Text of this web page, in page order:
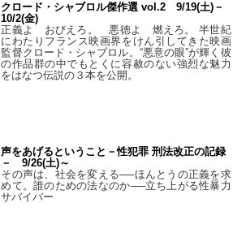
クロード・シャブロル傑作選 vol.2 9/19(土)－
10/2(金)
正義よ おびえろ。 悪徳よ 燃えろ。 半世紀
にわたりフランス映画界をけん引してきた映画
監督クロード・シャブロル。“悪意の眼”が輝く彼
の作品群の中でもとくに容赦のない強烈な魅力
をはなつ伝説の３本を公開。
声をあげるということ－性犯罪 刑法改正の記録
－ 9/26(土)～
その声は、社会を変える──ほんとうの正義を求
めて。誰のための法なのか──立ち上がる性暴力
サバイバー